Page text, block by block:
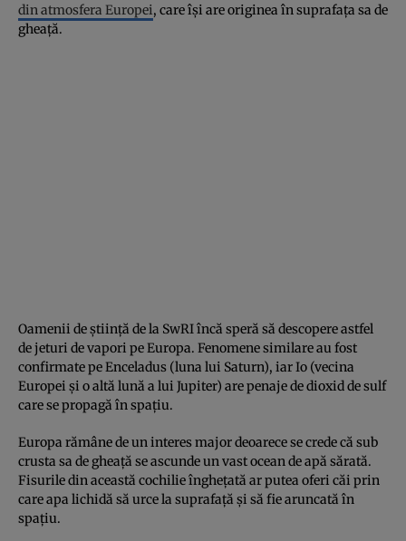
din atmosfera Europei, care își are originea în suprafața sa de
gheață.
Oamenii de știință de la SwRI încă speră să descopere astfel
de jeturi de vapori pe Europa. Fenomene similare au fost
confirmate pe Enceladus (luna lui Saturn), iar Io (vecina
Europei și o altă lună a lui Jupiter) are penaje de dioxid de sulf
care se propagă în spațiu.
Europa rămâne de un interes major deoarece se crede că sub
crusta sa de gheață se ascunde un vast ocean de apă sărată.
Fisurile din această cochilie înghețată ar putea oferi căi prin
care apa lichidă să urce la suprafață și să fie aruncată în
spațiu.